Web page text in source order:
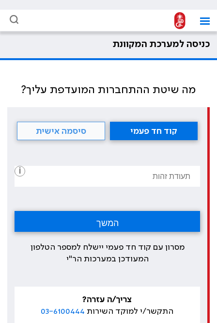
כניסה למערכת המקוונת
מה שיטת ההתחברות המועדפת עליך?
קוד חד פעמי סיסמה אישית
i
מסרון עם קוד חד פעמי יישלח למספר הטלפון
המעודכן במערכות הר"י
צריך/ה עזרה?
התקשר/י למוקד השירות 03-6100444